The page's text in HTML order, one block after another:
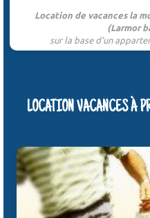
Location de vacances la
(Larmor
sur la base d'un
LOCATION VACANCES À